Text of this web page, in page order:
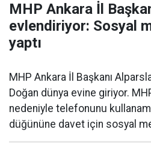
MHP Ankara İl
evlendiriyor: Sosyal
yaptı
MHP Ankara İl Başkanı
Doğan dünya evine giriyor.
nedeniyle telefonunu
düğününe davet için sosyal